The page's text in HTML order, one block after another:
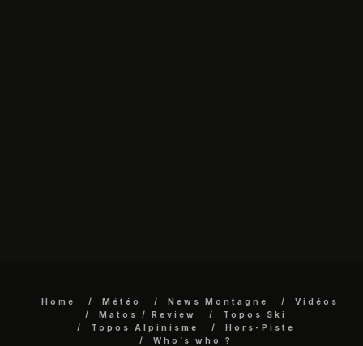
Home Météo News Montagne
Vidéos
Matos / Review
Topos Ski
Topos Alpinisme
Hors-Piste
Who’s who ?